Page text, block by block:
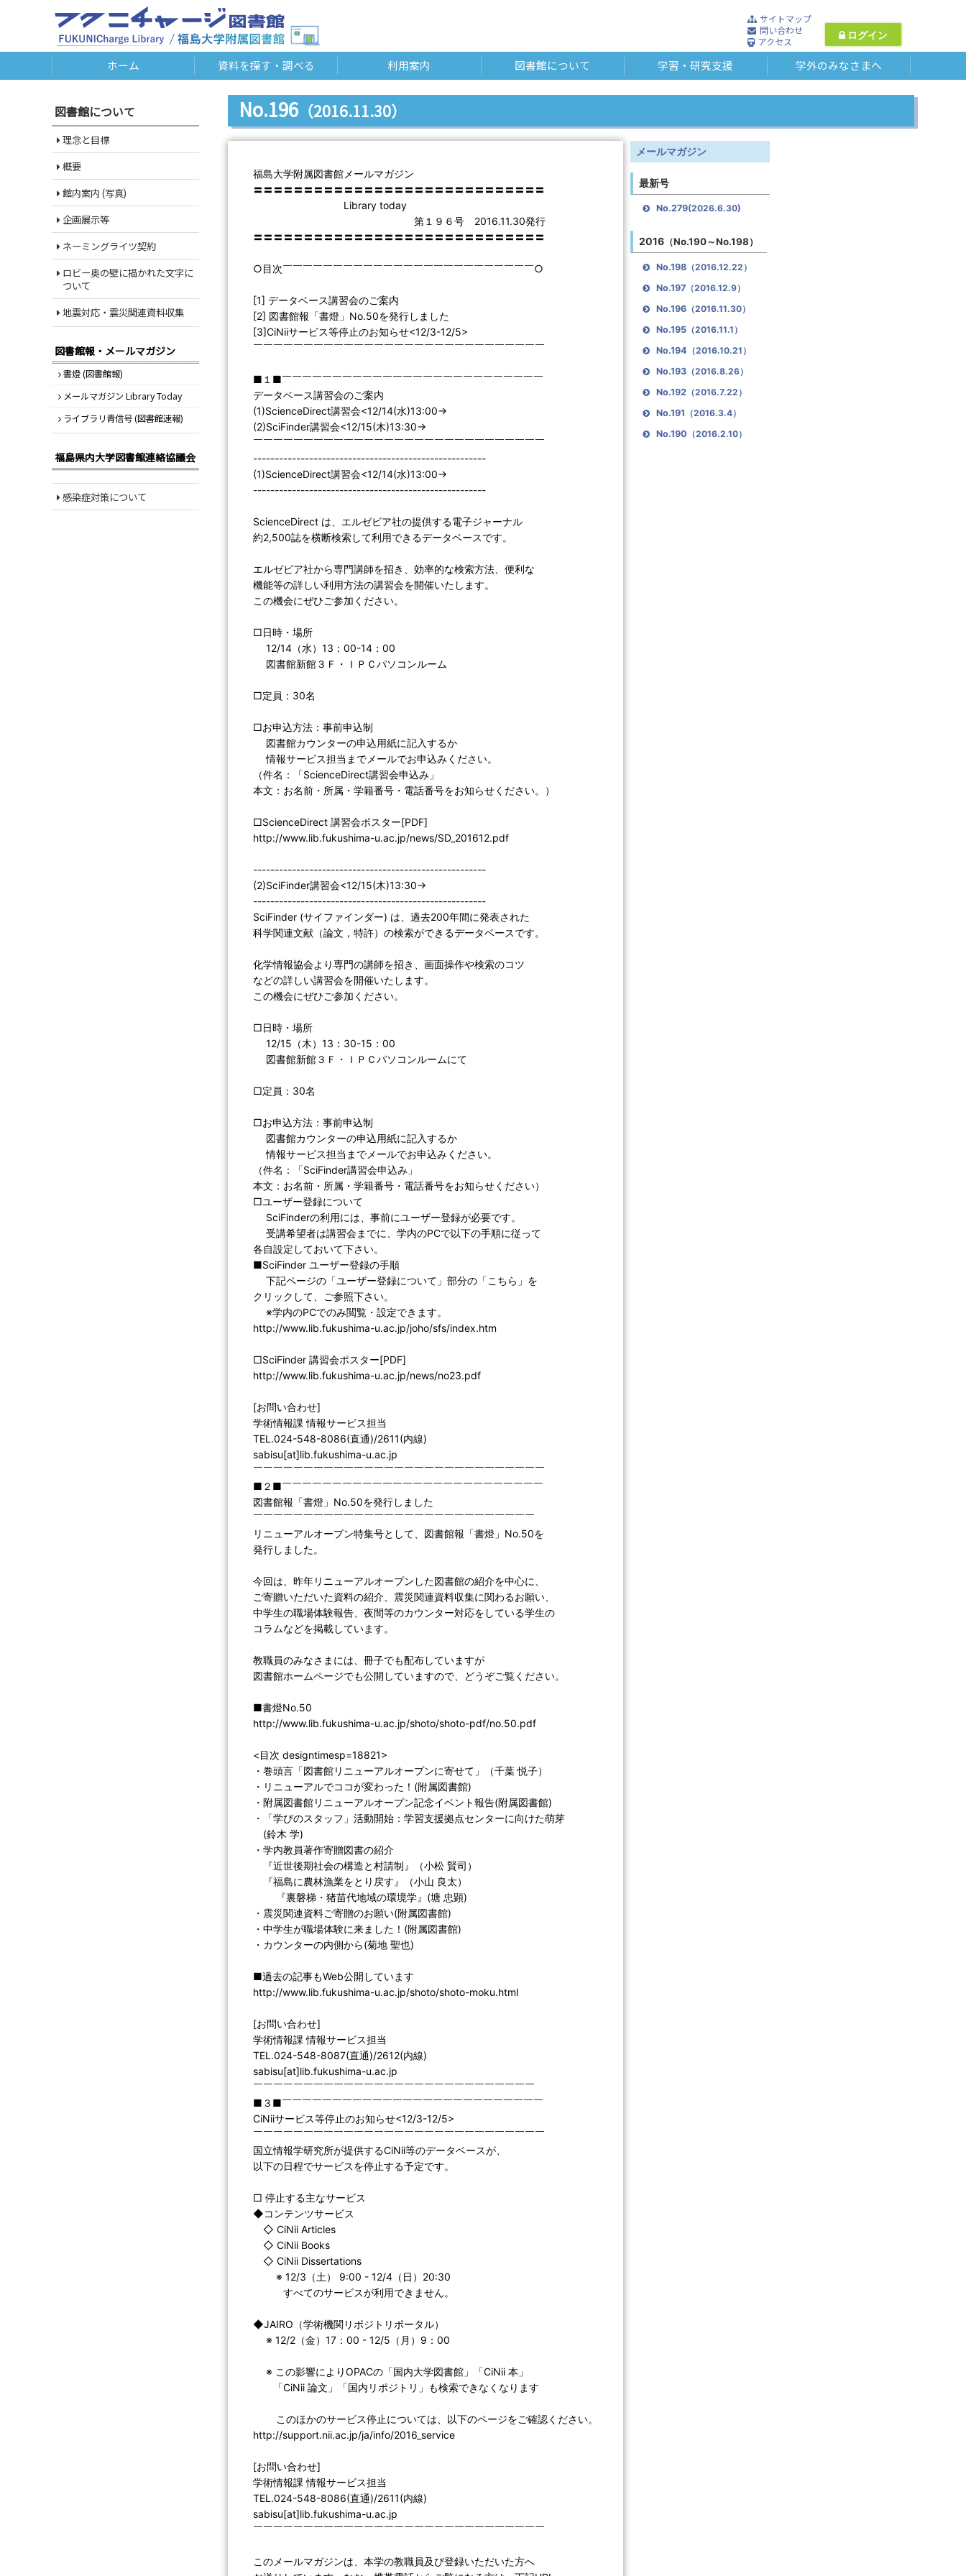
サイトマップ
問い合わせ
アクセス
ログイン
ホーム 資料を探す・調べる 利用案内 図書館について 学習・研究支援 学外のみなさまへ
No.196 （2016.11.30）
福島大学附属図書館メールマガジン
〓〓〓〓〓〓〓〓〓〓〓〓〓〓〓〓〓〓〓〓〓〓〓〓〓〓〓〓〓
Library today
第１９６号 2016.11.30発行
〓〓〓〓〓〓〓〓〓〓〓〓〓〓〓〓〓〓〓〓〓〓〓〓〓〓〓〓〓
○目次￣￣￣￣￣￣￣￣￣￣￣￣￣￣￣￣￣￣￣￣￣￣￣￣￣○
[1] データベース講習会のご案内
[2] 図書館報「書燈」No.50を発行しました
[3]CiNiiサービス等停止のお知らせ<12/3-12/5>
￣￣￣￣￣￣￣￣￣￣￣￣￣￣￣￣￣￣￣￣￣￣￣￣￣￣￣￣￣
■１■￣￣￣￣￣￣￣￣￣￣￣￣￣￣￣￣￣￣￣￣￣￣￣￣￣￣
データベース講習会のご案内
(1)ScienceDirect講習会<12/14(水)13:00->
(2)SciFinder講習会<12/15(木)13:30->
￣￣￣￣￣￣￣￣￣￣￣￣￣￣￣￣￣￣￣￣￣￣￣￣￣￣￣￣￣
------------------------------------------------------
(1)ScienceDirect講習会<12/14(水)13:00->
------------------------------------------------------
ScienceDirect は、エルゼビア社の提供する電子ジャーナル
約2,500誌を横断検索して利用できるデータベースです。
エルゼビア社から専門講師を招き、効率的な検索方法、便利な
機能等の詳しい利用方法の講習会を開催いたします。
この機会にぜひご参加ください。
□日時・場所
12/14（水）13：00-14：00
図書館新館３Ｆ・ＩＰＣパソコンルーム
□定員：30名
□お申込方法：事前申込制
図書館カウンターの申込用紙に記入するか
情報サービス担当までメールでお申込みください。
（件名：「ScienceDirect講習会申込み」
本文：お名前・所属・学籍番号・電話番号をお知らせください。）
□ScienceDirect 講習会ポスター[PDF]
http://www.lib.fukushima-u.ac.jp/news/SD_201612.pdf
------------------------------------------------------
(2)SciFinder講習会<12/15(木)13:30->
------------------------------------------------------
SciFinder (サイファインダー) は、過去200年間に発表された
科学関連文献（論文，特許）の検索ができるデータベースです。
化学情報協会より専門の講師を招き、画面操作や検索のコツ
などの詳しい講習会を開催いたします。
この機会にぜひご参加ください。
□日時・場所
12/15（木）13：30-15：00
図書館新館３Ｆ・ＩＰＣパソコンルームにて
□定員：30名
□お申込方法：事前申込制
図書館カウンターの申込用紙に記入するか
情報サービス担当までメールでお申込みください。
（件名：「SciFinder講習会申込み」
本文：お名前・所属・学籍番号・電話番号をお知らせください）
□ユーザー登録について
SciFinderの利用には、事前にユーザー登録が必要です。
受講希望者は講習会までに、学内のPCで以下の手順に従って
各自設定しておいて下さい。
■SciFinder ユーザー登録の手順
下記ページの「ユーザー登録について」部分の「こちら」を
クリックして、ご参照下さい。
※学内のPCでのみ閲覧・設定できます。
http://www.lib.fukushima-u.ac.jp/joho/sfs/index.htm
□SciFinder 講習会ポスター[PDF]
http://www.lib.fukushima-u.ac.jp/news/no23.pdf
[お問い合わせ]
学術情報課 情報サービス担当
TEL.024-548-8086(直通)/2611(内線)
sabisu[at]lib.fukushima-u.ac.jp
￣￣￣￣￣￣￣￣￣￣￣￣￣￣￣￣￣￣￣￣￣￣￣￣￣￣￣￣￣
■２■￣￣￣￣￣￣￣￣￣￣￣￣￣￣￣￣￣￣￣￣￣￣￣￣￣￣
図書館報「書燈」No.50を発行しました
￣￣￣￣￣￣￣￣￣￣￣￣￣￣￣￣￣￣￣￣￣￣￣￣￣￣￣￣
リニューアルオープン特集号として、図書館報「書燈」No.50を
発行しました。
今回は、昨年リニューアルオープンした図書館の紹介を中心に、
ご寄贈いただいた資料の紹介、震災関連資料収集に関わるお願い、
中学生の職場体験報告、夜間等のカウンター対応をしている学生の
コラムなどを掲載しています。
教職員のみなさまには、冊子でも配布していますが
図書館ホームページでも公開していますので、どうぞご覧ください。
■書燈No.50
http://www.lib.fukushima-u.ac.jp/shoto/shoto-pdf/no.50.pdf
<目次 designtimesp=18821>
・巻頭言「図書館リニューアルオープンに寄せて」（千葉 悦子）
・リニューアルでココが変わった！(附属図書館)
・附属図書館リニューアルオープン記念イベント報告(附属図書館)
・「学びのスタッフ」活動開始：学習支援拠点センターに向けた萌芽
(鈴木 学)
・学内教員著作寄贈図書の紹介
『近世後期社会の構造と村請制』（小松 賢司）
『福島に農林漁業をとり戻す』（小山 良太）
『裏磐梯・猪苗代地域の環境学』(塘 忠顕)
・震災関連資料ご寄贈のお願い(附属図書館)
・中学生が職場体験に来ました！(附属図書館)
・カウンターの内側から(菊地 聖也)
■過去の記事もWeb公開しています
http://www.lib.fukushima-u.ac.jp/shoto/shoto-moku.html
[お問い合わせ]
学術情報課 情報サービス担当
TEL.024-548-8087(直通)/2612(内線)
sabisu[at]lib.fukushima-u.ac.jp
￣￣￣￣￣￣￣￣￣￣￣￣￣￣￣￣￣￣￣￣￣￣￣￣￣￣￣￣
■３■￣￣￣￣￣￣￣￣￣￣￣￣￣￣￣￣￣￣￣￣￣￣￣￣￣￣
CiNiiサービス等停止のお知らせ<12/3-12/5>
￣￣￣￣￣￣￣￣￣￣￣￣￣￣￣￣￣￣￣￣￣￣￣￣￣￣￣￣￣
国立情報学研究所が提供するCiNii等のデータベースが、
以下の日程でサービスを停止する予定です。
□ 停止する主なサービス
◆コンテンツサービス
◇ CiNii Articles
◇ CiNii Books
◇ CiNii Dissertations
※ 12/3（土） 9:00 - 12/4（日）20:30
すべてのサービスが利用できません。
◆JAIRO（学術機関リポジトリポータル）
※ 12/2（金）17：00 - 12/5（月）9：00
※ この影響によりOPACの「国内大学図書館」「CiNii 本」
「CiNii 論文」「国内リポジトリ」も検索できなくなります
このほかのサービス停止については、以下のページをご確認ください。
http://support.nii.ac.jp/ja/info/2016_service
[お問い合わせ]
学術情報課 情報サービス担当
TEL.024-548-8086(直通)/2611(内線)
sabisu[at]lib.fukushima-u.ac.jp
￣￣￣￣￣￣￣￣￣￣￣￣￣￣￣￣￣￣￣￣￣￣￣￣￣￣￣￣￣
このメールマガジンは、本学の教職員及び登録いただいた方へ
メールマガジン
最新号
No.279(2026.6.30)
2016 （No.190～No.198）
No.198 （2016.12.22）
No.197 （2016.12.9）
No.196 （2016.11.30）
No.195 （2016.11.1）
No.194 （2016.10.21）
No.193 （2016.8.26）
No.192 （2016.7.22）
No.191 （2016.3.4）
No.190 （2016.2.10）
図書館について
理念と目標
概要
館内案内 (写真)
企画展示等
ネーミングライツ契約
ロビー奥の壁に描かれた文字に
ついて
地震対応・震災関連資料収集
図書館報・メールマガジン
書燈 (図書館報)
メールマガジン Library Today
ライブラリ青信号 (図書館速報)
福島県内大学図書館連絡協議会
感染症対策について